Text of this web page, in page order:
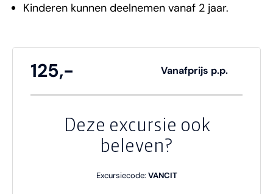
Kinderen kunnen deelnemen vanaf 2 jaar.
125,- Vanafprijs p.p.
Deze excursie ook
beleven?
Excursiecode: VANCIT